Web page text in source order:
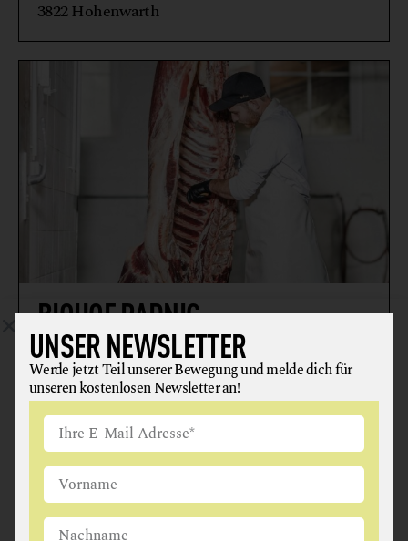
3822 Hohenwarth
BIOHOF PADNIG
FLEISCH + FLEISCHERZEUGNISSE
MILCH, MILCHERZEUGNISSE + KÄSE
9112 Haberberg
UNSER NEWSLETTER
Werde jetzt Teil unserer Bewegung und melde dich für
unseren kostenlosen Newsletter an!